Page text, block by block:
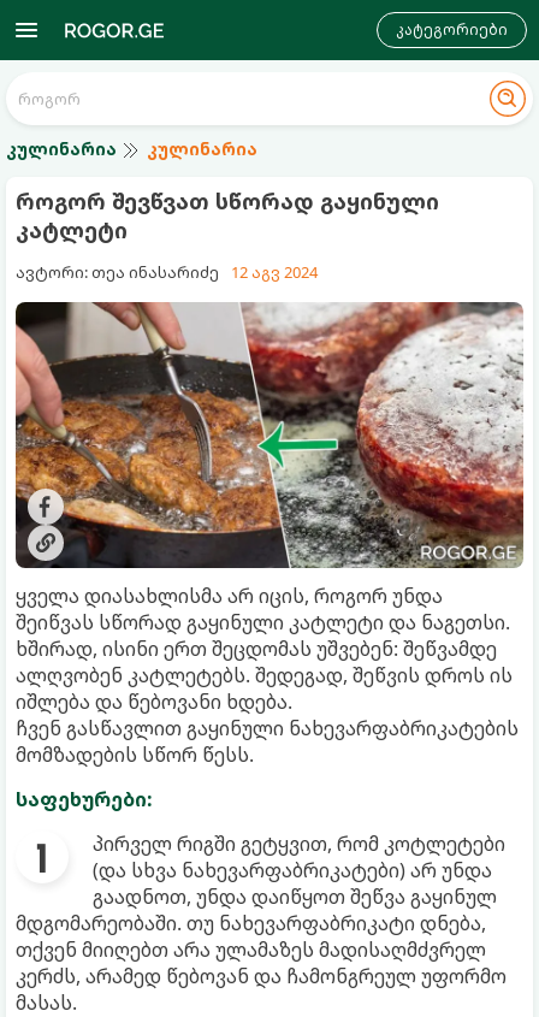
კატეგორიები
კულინარია კულინარია
როგორ შევწვათ სწორად გაყინული
კატლეტი
ავტორი: თეა ინასარიძე 12 აგვ 2024
ყველა დიასახლისმა არ იცის, როგორ უნდა
შეიწვას სწორად გაყინული კატლეტი და ნაგეთსი.
ხშირად, ისინი ერთ შეცდომას უშვებენ: შეწვამდე
ალღვობენ კატლეტებს. შედეგად, შეწვის დროს ის
იშლება და წებოვანი ხდება.
ჩვენ გასწავლით გაყინული ნახევარფაბრიკატების
მომზადების სწორ წესს.
საფეხურები:
პირველ რიგში გეტყვით, რომ კოტლეტები
(და სხვა ნახევარფაბრიკატები) არ უნდა
გაადნოთ, უნდა დაიწყოთ შეწვა გაყინულ
მდგომარეობაში. თუ ნახევარფაბრიკატი დნება,
თქვენ მიიღებთ არა ულამაზეს მადისაღმძვრელ
კერძს, არამედ წებოვან და ჩამონგრეულ უფორმო
მასას.